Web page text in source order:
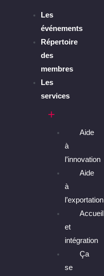
Les
événements
Répertoire
des
membres
Les
services
Aide
à
l’innovation
Aide
à
l’exportation
Accueil
et
intégration
Ça
se